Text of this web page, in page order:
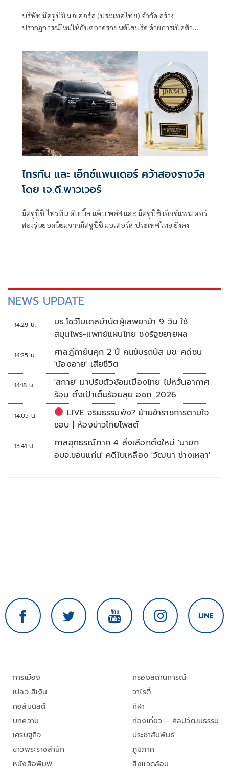
บริษัท มิตซูบิชิ มอเตอร์ส (ประเทศไทย) จำกัด สร้าง
ปรากฏการณ์ใหม่ให้กับตลาดรถยนต์ไฮบริด ด้วยการเปิดตัว
ไทรทัน และ เอ็กซ์แพนเดอร์ คว้าสองรางวัล
โดย เจ.ดี.พาวเวอร์
มิตซูบิชิ ไทรทัน ดับเบิ้ล แค็บ พลัส และ มิตซูบิชิ เอ็กซ์แพนเดอร์
สองรุ่นยอดนิยมจากมิตซูบิชิ มอเตอร์ส ประเทศไทย ยังคง
NEWS UPDATE
14:29 น.
มธ.โชว์โมเดลบำบัดผู้เสพยาบ้า 9 วัน ใช้
สมุนไพร-แพทย์แผนไทย ชงรัฐขยายผล
14:25 น.
ศาลฎีกายืนคุก 2 ปี คนขับรถบัส มข. คดีชน
'น้องอาย' เสียชีวิต
14:18 น.
'สกาย' มาปรับตัวซ้อมเมืองไทย ไม่หวั่นอากาศ
ร้อน ตั้งเป้าเต็มร้อยลุย อชก. 2026
14:05 น.
LIVE จริยธรรมพัง? ย้ายข้าราชการตามใจ
ชอบ | ห้องข่าวไทยโพสต์
13:41 น.
ศาลอุทธรณ์ภาค 4 สั่งเลือกตั้งใหม่ 'นายก
อบจ.ขอนแก่น' คดีใบเหลือง 'วัฒนา ช่างเหลา'
การเมือง
เปลว สีเงิน
คอลัมนิสต์
บทความ
เศรษฐกิจ
ข่าวพระราชสำนัก
หนังสือพิมพ์
กรองสถานการณ์
วาไรตี้
กีฬา
ท่องเที่ยว – ศิลปวัฒนธรรม
ประชาสัมพันธ์
ภูมิภาค
สิ่งแวดล้อม